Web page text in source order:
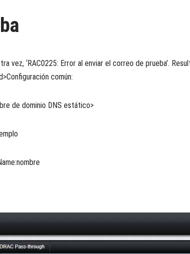
‘RAC0225: Error al enviar el correo de prueba’.
común:
de dominio DNS estático>